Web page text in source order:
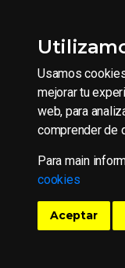
Usamos
mejorar tu
web, para
comprender de
Para main
cookies
Aceptar